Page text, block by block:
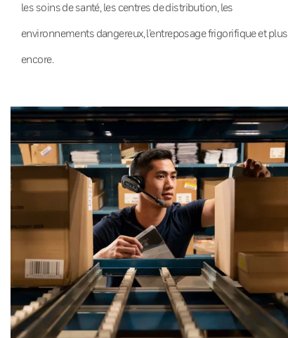
les soins de santé, les centres de distribution, les
environnements dangereux, l’entreposage frigorifique et plus
encore.